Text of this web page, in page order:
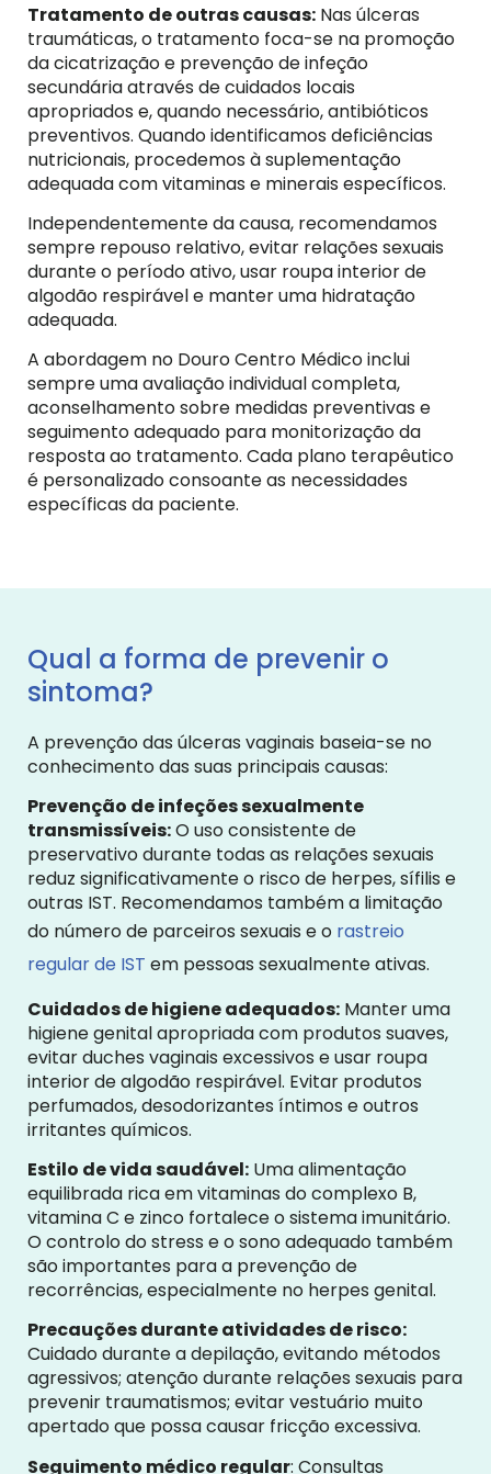
Tratamento de outras causas: Nas úlceras
traumáticas, o tratamento foca-se na promoção
da cicatrização e prevenção de infeção
secundária através de cuidados locais
apropriados e, quando necessário, antibióticos
preventivos. Quando identificamos deficiências
nutricionais, procedemos à suplementação
adequada com vitaminas e minerais específicos.
Independentemente da causa, recomendamos
sempre repouso relativo, evitar relações sexuais
durante o período ativo, usar roupa interior de
algodão respirável e manter uma hidratação
adequada.
A abordagem no Douro Centro Médico inclui
sempre uma avaliação individual completa,
aconselhamento sobre medidas preventivas e
seguimento adequado para monitorização da
resposta ao tratamento. Cada plano terapêutico
é personalizado consoante as necessidades
específicas da paciente.
Qual a forma de prevenir o
sintoma?
A prevenção das úlceras vaginais baseia-se no
conhecimento das suas principais causas:
Prevenção de infeções sexualmente
transmissíveis:O uso consistente de
preservativo durante todas as relações sexuais
reduz significativamente o risco de herpes, sífilis e
outras IST. Recomendamos também a limitação
do número de parceiros sexuais e o rastreio
regular de IST em pessoas sexualmente ativas.
Cuidados de higiene adequados: Manter uma
higiene genital apropriada com produtos suaves,
evitar duches vaginais excessivos e usar roupa
interior de algodão respirável. Evitar produtos
perfumados, desodorizantes íntimos e outros
irritantes químicos.
Estilo de vida saudável: Uma alimentação
equilibrada rica em vitaminas do complexo B,
vitamina C e zinco fortalece o sistema imunitário.
O controlo do stress e o sono adequado também
são importantes para a prevenção de
recorrências, especialmente no herpes genital.
Precauções durante atividades de risco:
Cuidado durante a depilação, evitando métodos
agressivos; atenção durante relações sexuais para
prevenir traumatismos; evitar vestuário muito
apertado que possa causar fricção excessiva.
Seguimento médico regular: Consultas